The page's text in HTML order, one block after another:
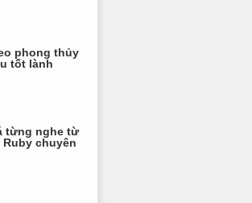
phong thủy
tốt lành
từng nghe từ
chuyên